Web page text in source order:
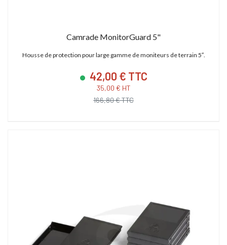
Camrade MonitorGuard 5"
Housse de protection pour large gamme de moniteurs de terrain 5″.
42,00 € TTC
35,00 € HT
166,80 € TTC